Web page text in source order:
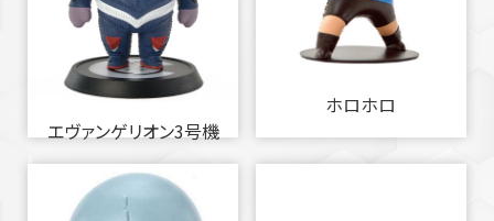
エヴァンゲリオン3号機
ホロホロ